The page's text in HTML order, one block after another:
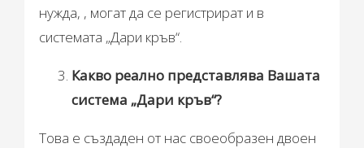
нужда, , могат да се регистрират и в
системата „Дари кръв“.
Какво реално представлява Вашата
система „Дари кръв“?
Това е създаден от нас своеобразен двоен